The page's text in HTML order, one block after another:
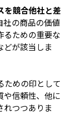
を競合他社と差
社の商品の価値
るための重要な
どが該当しま
ための印として
や信頼性、他に
れつつありま